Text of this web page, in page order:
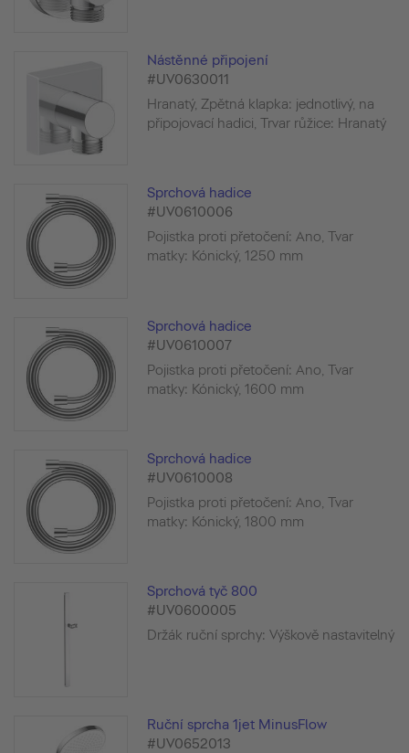
Nástěnné připojení
#UV0630011
Hranatý, Zpětná klapka: jednotlivý, na
připojovací hadici, Trvar růžice: Hranatý
Sprchová hadice
#UV0610006
Pojistka proti přetočení: Ano, Tvar
matky: Kónický, 1250 mm
Sprchová hadice
#UV0610007
Pojistka proti přetočení: Ano, Tvar
matky: Kónický, 1600 mm
Sprchová hadice
#UV0610008
Pojistka proti přetočení: Ano, Tvar
matky: Kónický, 1800 mm
Sprchová tyč 800
#UV0600005
Držák ruční sprchy: Výškově nastavitelný
Ruční sprcha 1jet MinusFlow
#UV0652013